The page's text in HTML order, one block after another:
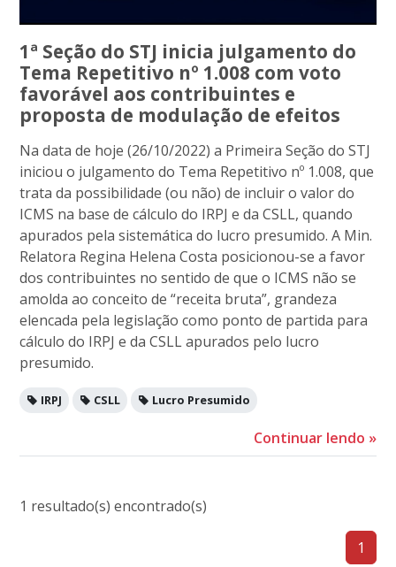
1ª Seção do STJ inicia julgamento do
Tema Repetitivo nº 1.008 com voto
favorável aos contribuintes e
proposta de modulação de efeitos
Na data de hoje (26/10/2022) a Primeira Seção do STJ
iniciou o julgamento do Tema Repetitivo nº 1.008, que
trata da possibilidade (ou não) de incluir o valor do
ICMS na base de cálculo do IRPJ e da CSLL, quando
apurados pela sistemática do lucro presumido. A Min.
Relatora Regina Helena Costa posicionou-se a favor
dos contribuintes no sentido de que o ICMS não se
amolda ao conceito de “receita bruta”, grandeza
elencada pela legislação como ponto de partida para
cálculo do IRPJ e da CSLL apurados pelo lucro
presumido.
IRPJ CSLL Lucro Presumido
Continuar lendo »
1 resultado(s) encontrado(s)
1